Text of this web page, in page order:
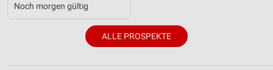
Noch morgen gültig
ALLE PROSPEKTE